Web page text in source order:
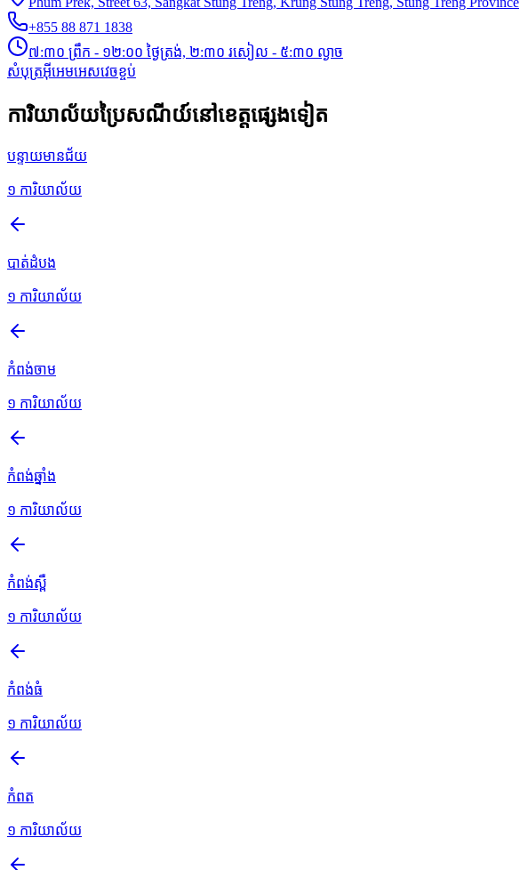
+855 88 871 1838
៧:៣០ ព្រឹក - ១២:០០ ថ្ងៃត្រង់, ២:៣០ រសៀល - ៥:៣០ ល្ងាច
សំបុត្រអ៊ីអេមអេសវេចខ្ចប់
ការិយាល័យប្រៃសណីយ៍នៅខេត្តផ្សេងទៀត
បន្ទាយមានជ័យ
១ ការិយាល័យ
បាត់ដំបង
១ ការិយាល័យ
កំពង់ចាម
១ ការិយាល័យ
កំពង់ឆ្នាំង
១ ការិយាល័យ
កំពង់ស្ពឺ
១ ការិយាល័យ
កំពង់ធំ
១ ការិយាល័យ
កំពត
១ ការិយាល័យ